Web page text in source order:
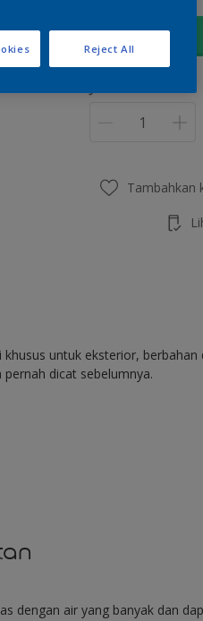
2.5 L
Tambahkan
untuk eksterior,
dicat sebelumnya.
dengan air yang banyak dan
Reject All